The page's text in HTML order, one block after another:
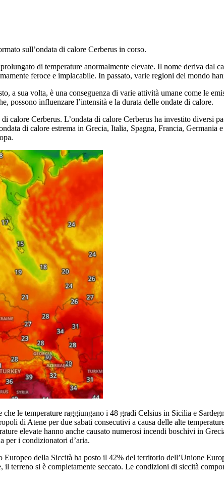
sull’ondata di calore Cerberus in corso.
di temperature anormalmente elevate. Il nome deriva dal
feroce e implacabile. In passato, varie regioni del mondo
a sua volta, è una conseguenza di varie attività umane come le
influenzare l’intensità e la durata delle ondate di calore.
calore Cerberus. L’ondata di calore Cerberus ha investito diversi
di calore estrema in Grecia, Italia, Spagna, Francia, Germania
le temperature raggiungano i 48 gradi Celsius in Sicilia e
di Atene per due sabati consecutivi a causa delle alte
elevate hanno anche causato numerosi incendi boschivi in
per i condizionatori d’aria.
della Siccità ha posto il 42% del territorio dell’Unione
terreno si è completamente seccato. Le condizioni di siccità